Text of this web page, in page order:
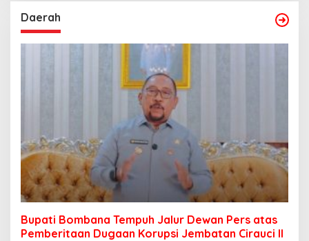
Daerah
Bupati Bombana Tempuh Jalur Dewan Pers atas
Pemberitaan Dugaan Korupsi Jembatan Cirauci II